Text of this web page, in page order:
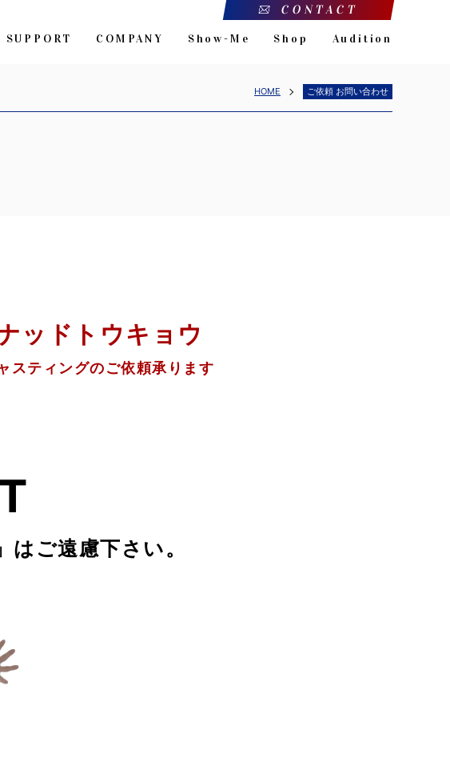
COMPANY Show-Me Shop Audition
CONTACT
HOME ご依頼 お問い合わせ
ッドトウキョウ
スティングのご依頼承ります
はご遠慮下さい。